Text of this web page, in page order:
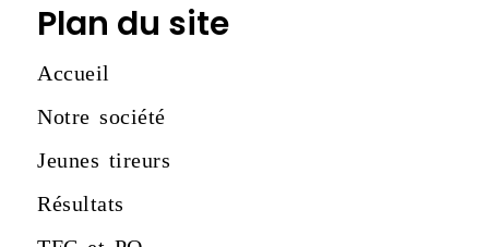
Plan du site
Accueil
Notre société
Jeunes tireurs
Résultats